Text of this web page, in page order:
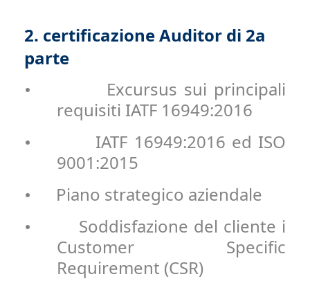
2. certificazione Auditor di 2a
parte
•
Excursus sui principali
requisiti IATF 16949:2016
•
IATF 16949:2016 ed ISO
9001:2015
• Piano strategico aziendale
•
Soddisfazione del cliente i
Customer Specific
Requirement (CSR)